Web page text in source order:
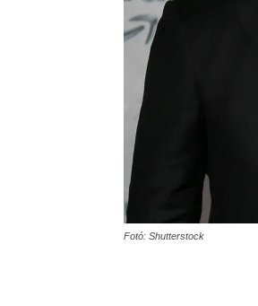
Fotó: Shutterstock